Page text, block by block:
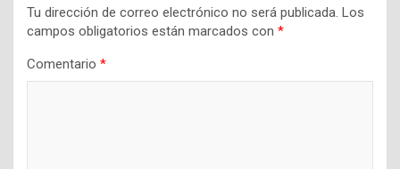
Tu dirección de correo electrónico no será publicada. Los
campos obligatorios están marcados con *
Comentario *